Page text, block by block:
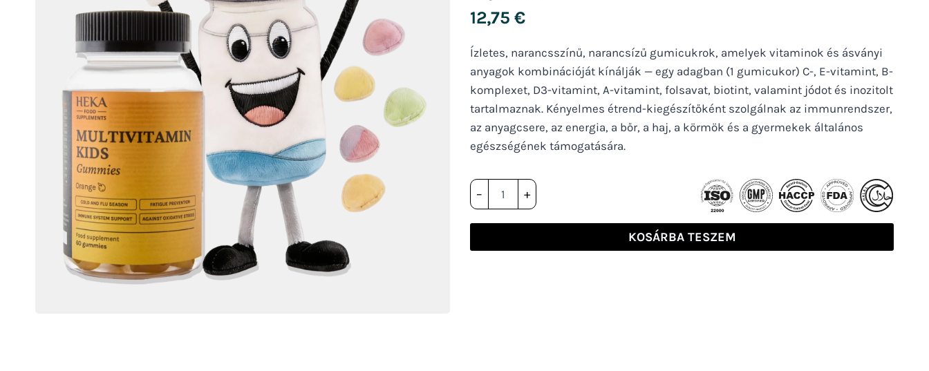
12,75 €
Ízletes, narancsszínű, narancsízű gumicukrok, amelyek vitaminok és ásványi
anyagok kombinációját kínálják — egy adagban (1 gumicukor) C-, E-vitamint, B-
komplexet, D3-vitamint, A-vitamint, folsavat, biotint, valamint jódot és inozitolt
tartalmaznak. Kényelmes étrend-kiegészítőként szolgálnak az immunrendszer,
az anyagcsere, az energia, a bőr, a haj, a körmök és a gyermekek általános
egészségének támogatására.
–
HEKA
multivitaminos
gumicukor
+
KOSÁRBA TESZEM